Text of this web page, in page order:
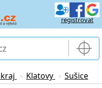
registrovat
> Klatovy > Sušice